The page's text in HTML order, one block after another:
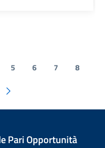
5 6 7 8
Pari Opportunità